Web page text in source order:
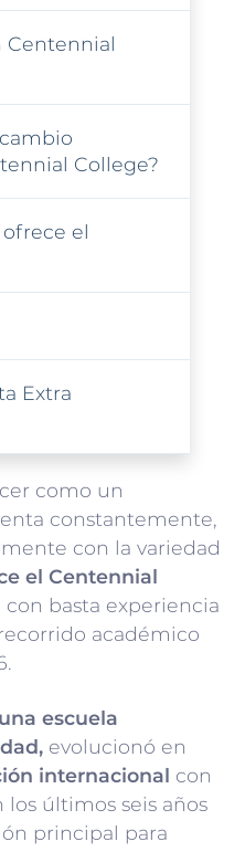
Centennial
College?
ofrece el
Extra
como un
constantemente,
con la variedad
el Centennial
basta experiencia
académico
escuela
evolucionó en
internacional con
los últimos seis años
principal para